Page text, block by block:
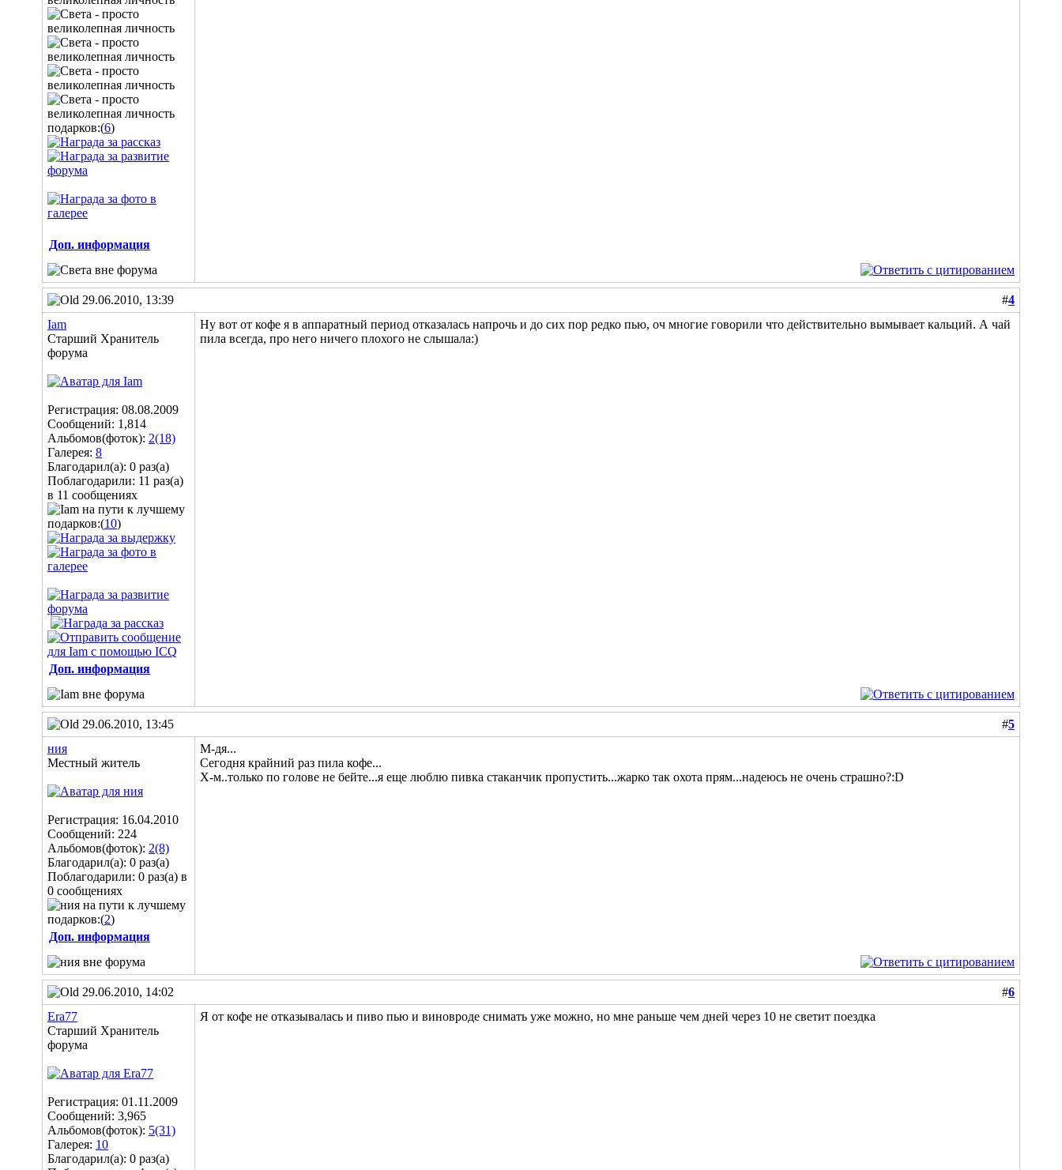
подарков:(6)
Доп. информация
29.06.2010, 13:39 #4
Iam
Старший Хранитель
форума
Регистрация: 08.08.2009
Сообщений: 1,814
Альбомов(фоток): 2(18)
Галерея: 8
Благодарил(а): 0 раз(а)
Поблагодарили: 11 раз(а)
в 11 сообщениях
подарков:(10)
Доп. информация
Ну вот от кофе я в аппаратный период отказалась напрочь и до сих пор редко пью, оч многие говорили что действительно вымывает кальций. А чай
пила всегда, про него ничего плохого не слышала:)
29.06.2010, 13:45 #5
ния
Местный житель
Регистрация: 16.04.2010
Сообщений: 224
Альбомов(фоток): 2(8)
Благодарил(а): 0 раз(а)
Поблагодарили: 0 раз(а) в
0 сообщениях
подарков:(2)
Доп. информация
М-дя...
Сегодня крайний раз пила кофе...
Х-м..только по голове не бейте...я еще люблю пивка стаканчик пропустить...жарко так охота прям...надеюсь не очень страшно?:D
29.06.2010, 14:02 #6
Era77
Старший Хранитель
форума
Регистрация: 01.11.2009
Сообщений: 3,965
Альбомов(фоток): 5(31)
Галерея: 10
Благодарил(а): 0 раз(а)
Я от кофе не отказывалась и пиво пью и виновроде снимать уже можно, но мне раньше чем дней через 10 не светит поездка